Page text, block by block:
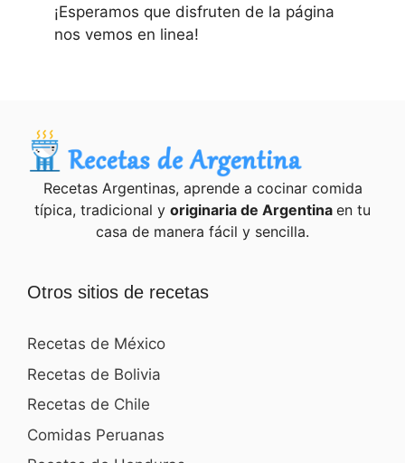
¡Esperamos que disfruten de la página
nos vemos en linea!
Recetas Argentinas, aprende a cocinar comida
típica, tradicional y originaria de Argentina en tu
casa de manera fácil y sencilla.
Otros sitios de recetas
Recetas de México
Recetas de Bolivia
Recetas de Chile
Comidas Peruanas